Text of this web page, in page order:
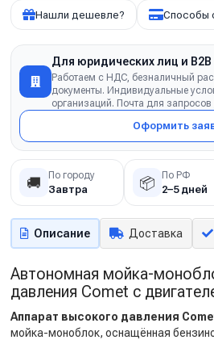
Нашли дешевле? Способы
Для юридических лиц и B2B
Работаем с НДС, безналичный
документы. Индивидуальные
организаций. Почта для запросов
Оформить
🚚 По городу
Завтра 📦 По РФ
2–5 дней
Описание Доставка
Автономная мойка-
давления Comet с
Аппарат высокого давления
мойка-моноблок, оснащённая